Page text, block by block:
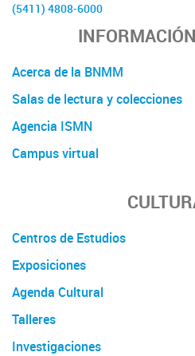
(5411) 4808-6000
Acerca de la BNMM
Salas de lectura y colecciones
Agencia ISMN
Campus virtual
Centros de Estudios
Exposiciones
Agenda Cultural
Talleres
Investigaciones